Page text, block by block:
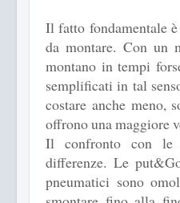
Il fatto fondamentale
da montare. Con un
montano in tempi
semplificati in tal
costare anche meno,
offrono una maggiore
Il confronto con le
differenze. Le
pneumatici sono